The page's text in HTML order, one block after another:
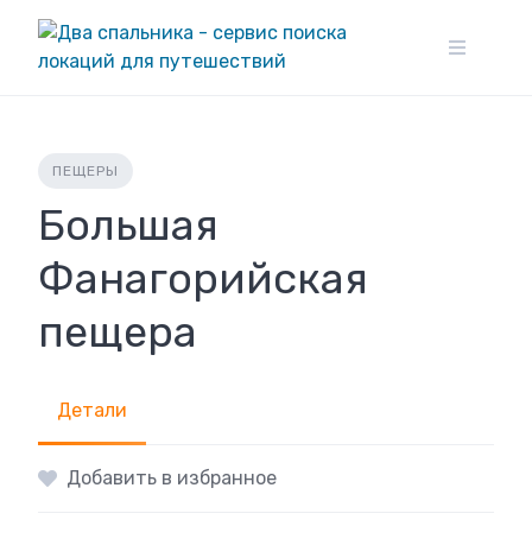
content
ПЕЩЕРЫ
Большая
Фанагорийская
пещера
Детали
Добавить в избранное